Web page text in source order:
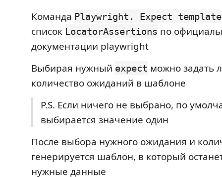
Команда Playwright. Expect template
список LocatorAssertions по
документации playwright
Выбирая нужный expect можно задать
количество ожиданий в шаблоне
P.S. Если ничего не выбрано, по
выбирается значение один
После выбора нужного ожидания и
генерируется шаблон, в который
нужные данные